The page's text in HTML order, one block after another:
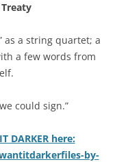
as a string quartet; a
a few words from
could sign.”
DARKER here:
by-